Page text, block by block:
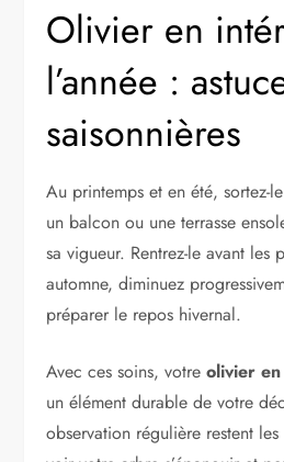
Olivier en
l’année :
saisonnières
Au printemps et en été, sortez-
un balcon ou une terrasse
sa vigueur. Rentrez-le avant les
automne, diminuez
préparer le repos hivernal.
Avec ces soins, votreolivier
un élément durable de votre
observation régulière restent